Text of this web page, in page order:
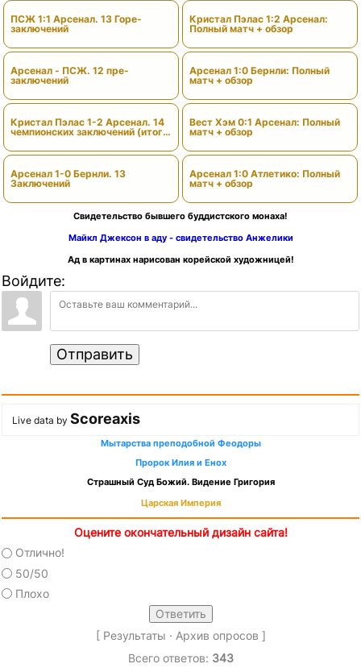
ПСЖ 1:1 Арсенал. 13 Горе-
заключений
Арсенал - ПСЖ. 12 пре-
заключений
Кристал Пэлас 1-2 Арсенал. 14
чемпионских заключений (итоги
Арсенал 1-0 Бернли. 13
Заключений
Кристал Пэлас 1:2 Арсенал:
Полный матч + обзор
Арсенал 1:0 Бернли: Полный
матч + обзор
Вест Хэм 0:1 Арсенал: Полный
матч + обзор
Арсенал 1:0 Атлетико: Полный
матч + обзор
Свидетельство бывшего буддистского монаха!
Майкл Джексон в аду - свидетельство Анжелики
Ад в картинах нарисован корейской художницей!
Войдите:
Отправить
Live data by Scoreaxis
Мытарства преподобной Феодоры
Пророк Илия и Енох
Страшный Суд Божий. Видение Григория
Царская Империя
Оцените окончательный дизайн сайта!
Отлично!
50/50
Плохо
[ Результаты · Архив опросов ]
Всего ответов: 343